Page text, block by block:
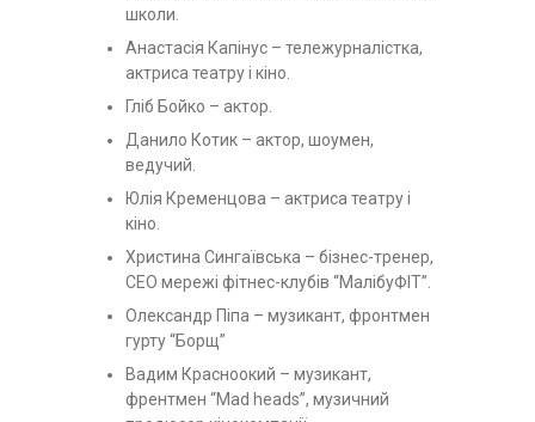
школи.
Анастасія Капінус – тележурналістка,
актриса театру і кіно.
Гліб Бойко – актор.
Данило Котик – актор, шоумен,
ведучий.
Юлія Кременцова – актриса театру і
кіно.
Христина Сингаївська – бізнес-тренер,
СЕО мережі фітнес-клубів “МалібуФІТ”.
Олександр Піпа – музикант, фронтмен
гурту “Борщ”
Вадим Красноокий – музикант,
френтмен “Mad heads”, музичний